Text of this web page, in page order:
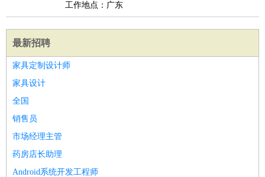
工作地点：广东
最新招聘
家具定制设计师
家具设计
全国
销售员
市场经理主管
药房店长助理
Android系统开发工程师